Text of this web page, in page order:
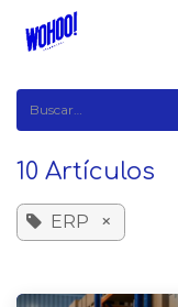
Ir al contenido
10 Artículos
ERP ×